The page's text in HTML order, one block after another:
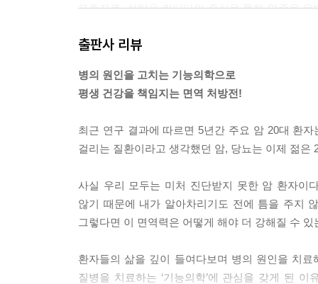
표주자로, 설탕은 칸디다의 증식을 통해 염증을
는 원인이 바로 염증이다. 이것은 마치 나비효과
--- p.146~147
시킨다. 면역 시스템을 건강하게 유지시키기 위
면역력을 떨어뜨리고 잦은 감기, 지루 피부염, 아
해독이라고 하면 대부분 대체의학을 떠올린다.
의 모든 세포에서, 특히 간에서 매일 쉬지 않고 일
--- p.241
출판사 리뷰
병의 원인을 고치는 기능의학으로
평생 건강을 책임지는 면역 처방전!
최근 연구 결과에 따르면 5년간 주요 암 20대 환
걸리는 질환이라고 생각했던 암, 당뇨는 이제 젊은
사실 우리 모두는 미처 진단받지 못한 암 환자이
않기 때문에 내가 알아차리기도 전에 틈을 주지
그렇다면 이 면역력은 어떻게 해야 더 강해질 수 있
환자들의 삶을 깊이 들여다보며 병의 원인을 치
질병을 치료하는 ‘기능의학’에 관심을 갖게 된